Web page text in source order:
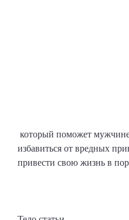
избавиться от вредных
привести свою жизнь в